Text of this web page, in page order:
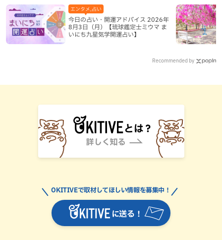
今日の占い・開運アドバイス 2026年
8月3日（月）【琉球鑑定士ミウマ ま
いにち九星気学開運占い】
エンタメ,占い
Recommended by
に送る！
OKITIVEで取材してほしい情報を募集中！